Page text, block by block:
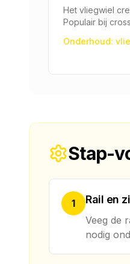
Het vliegwiel
Populair bij
Onderhoud:
Stap-
1 Rail en
Veeg de
nodig